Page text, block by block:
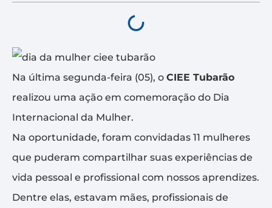
Na última segunda-feira (05), o CIEE Tubarão
realizou uma ação em comemoração do Dia
Internacional da Mulher.
Na oportunidade, foram convidadas 11 mulheres
que puderam compartilhar suas experiências de
vida pessoal e profissional com nossos aprendizes.
Dentre elas, estavam mães, profissionais de